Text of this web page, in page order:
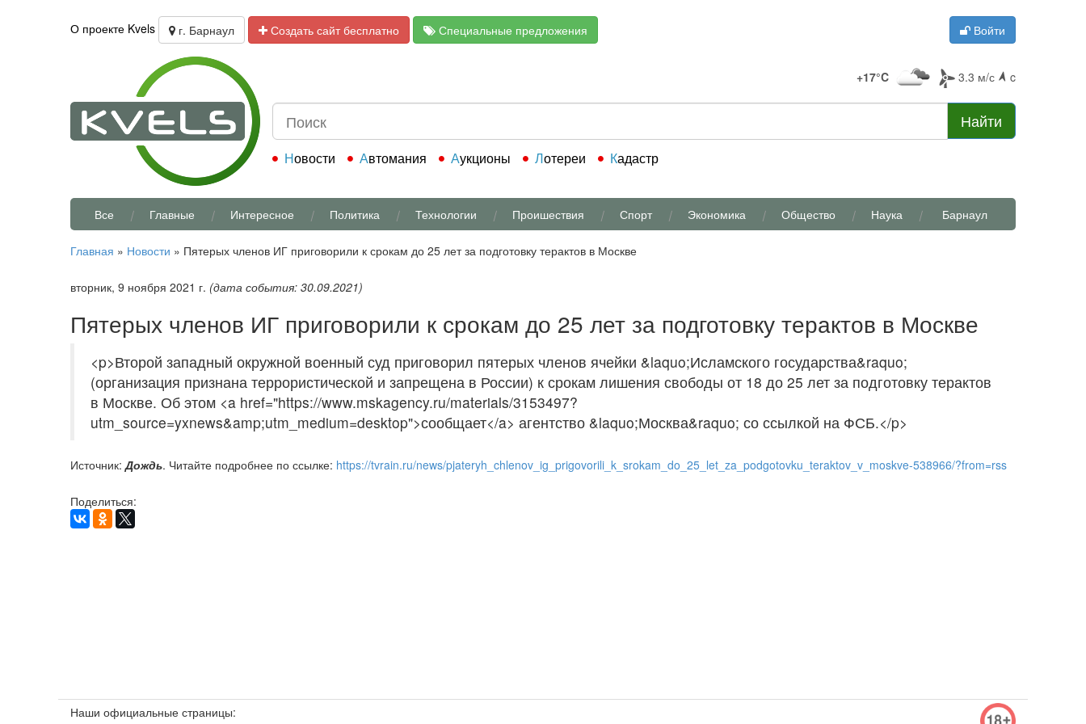
О проекте Kvels г. Барнаул Создать сайт бесплатно Специальные предложения Войти
+17°C 3.3 м/с c
Найти
Новости Автомания Аукционы Лотереи Кадастр
Барнаул
Все Главные Интересное Политика Технологии Проишествия Спорт Экономика Общество Наука
Главная » Новости » Пятерых членов ИГ приговорили к срокам до 25 лет за подготовку терактов в Москве
вторник, 9 ноября 2021 г. (дата события: 30.09.2021)
Пятерых членов ИГ приговорили к срокам до 25 лет за подготовку терактов в Москве
<p>Второй западный окружной военный суд приговорил пятерых членов ячейки &laquo;Исламского государства&raquo;
(организация признана террористической и запрещена в России) к срокам лишения свободы от 18 до 25 лет за подготовку терактов
в Москве. Об этом <a href="https://www.mskagency.ru/materials/3153497?
utm_source=yxnews&amp;utm_medium=desktop">сообщает</a> агентство &laquo;Москва&raquo; со ссылкой на ФСБ.</p>
Источник:Дождь. Читайте подробнее по ссылке: https://tvrain.ru/news/pjateryh_chlenov_ig_prigovorili_k_srokam_do_25_let_za_podgotovku_teraktov_v_moskve-538966/?from=rss
Поделиться:
Наши официальные страницы: